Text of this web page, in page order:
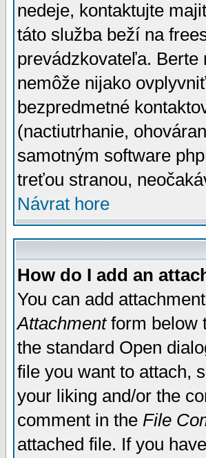
nedeje, kontaktujte
táto služba beží na
prevádzkovateľa. Berte
nemôže nijako
bezpredmetné
(nactiutrhanie,
samotným software
treťou stranou,
Návrat hore
How do I add an
You can add
Attachmentform below
the standard Open
file you want to attach,
your liking and/or the
comment in the File
attached file. If you